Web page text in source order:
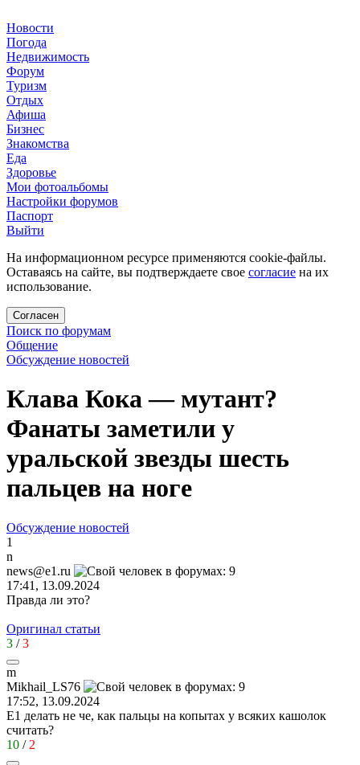
Новости
Погода
Недвижимость
Форум
Туризм
Отдых
Афиша
Бизнес
Знакомства
Еда
Здоровье
Мои фотоальбомы
Настройки форумов
Паспорт
Выйти
На информационном ресурсе применяются cookie-файлы.
Оставаясь на сайте, вы подтверждаете свое согласие на их
использование.
Согласен
Поиск по форумам
Общение
Обсуждение новостей
Клава Кока — мутант?
Фанаты заметили у
уральской звезды шесть
пальцев на ноге
Обсуждение новостей
1
n
news@e1.ru
17:41, 13.09.2024
Правда ли это?
Оригинал статьи
3 /3
m
Mikhail_LS76
17:52, 13.09.2024
Е1 делать не че, как пальцы на копытах у всяких кашолок
считать?
10 / 2